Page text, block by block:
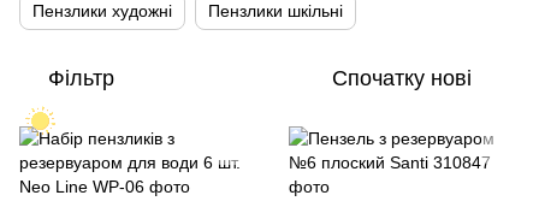
Пензлики художні Пензлики шкільні
Фільтр Спочатку нові